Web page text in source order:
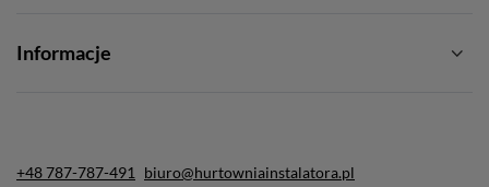
Informacje
+48 787-787-491 biuro@hurtowniainstalatora.pl